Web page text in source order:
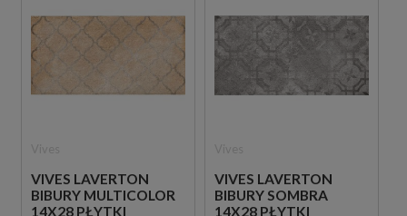
VIVES LAVERTON
BIBURY MULTICOLOR
14X28 PŁYTKI
VIVES LAVERTON
BIBURY SOMBRA
14X28 PŁYTKI